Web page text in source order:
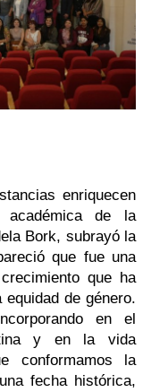
enriquecen
académica de la
Bork, subrayó la
que fue una
que ha
de género.
en el
y en la vida
conformamos la
fecha histórica,